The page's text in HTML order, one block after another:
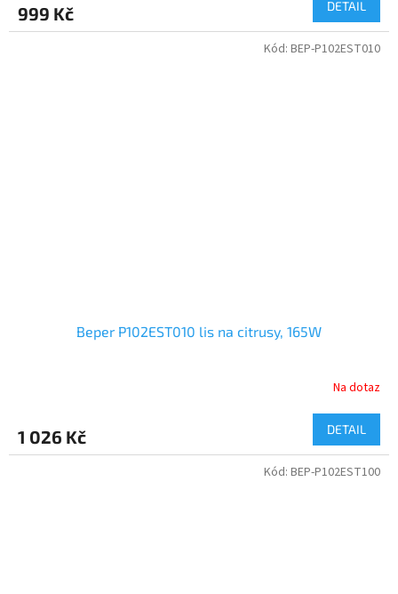
999 Kč DETAIL
Beper P102EST010 lis na citrusy, 165W
Na dotaz
1 026 Kč DETAIL
Kód: BEP-P102EST010
Kód: BEP-P102EST100